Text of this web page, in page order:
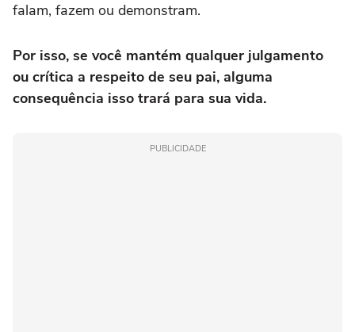
falam, fazem ou demonstram.
Por isso, se você mantém qualquer julgamento
ou crítica a respeito de seu pai, alguma
consequência isso trará para sua vida.
PUBLICIDADE